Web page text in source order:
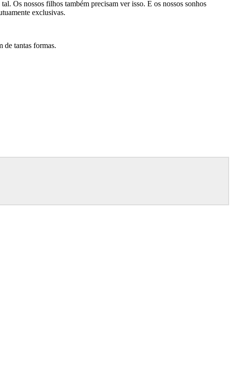
Os nossos filhos também precisam ver isso. E os nossos sonhos
exclusivas.
de tantas formas.